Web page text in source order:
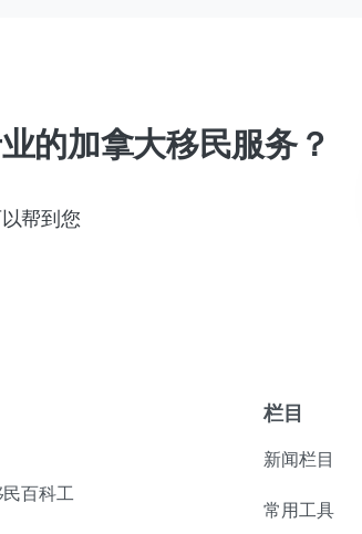
的加拿大移民服务？
帮到您
百科工
栏目
新闻栏目
常用工具